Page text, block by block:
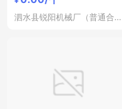
泗水县锐阳机械厂（普通合伙）